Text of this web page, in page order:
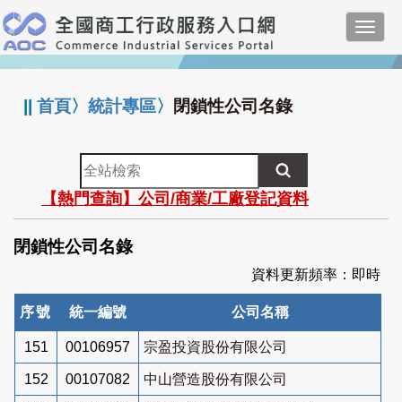
跳
到
主
要
:::
||首頁〉統計專區〉 閉鎖性公司名錄
全
站
檢
索
【熱門查詢】公司/商業/工廠登記資料
閉鎖性公司名錄
資料更新頻率：即時
序號 統一編號 公司名稱
151 00106957 宗盈投資股份有限公司
152 00107082 中山營造股份有限公司